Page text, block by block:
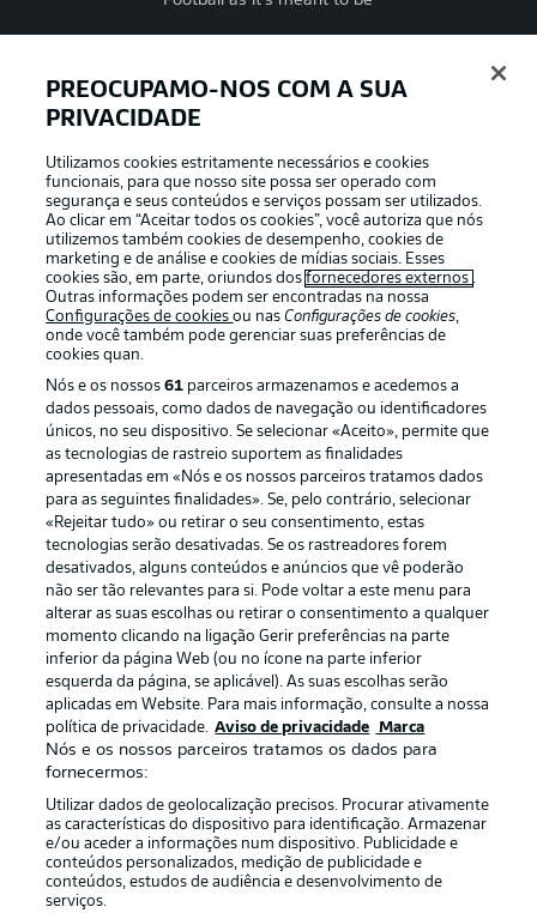
APLICATIVO DA BUNDESLIGA
Oferecido por
Publicidade Avisos legais
Gerir preferências Aviso de privacidade
Emissoras
Trabalhe conosco Marca
Contato Jogadores
PREOCUPAMO-NOS COM A SUA
PRIVACIDADE
Utilizamos cookies estritamente necessários e cookies
funcionais, para que nosso site possa ser operado com
segurança e seus conteúdos e serviços possam ser utilizados.
Ao clicar em “Aceitar todos os cookies”, você autoriza que nós
utilizemos também cookies de desempenho, cookies de
marketing e de análise e cookies de mídias sociais. Esses
cookies são, em parte, oriundos dosfornecedores externos .
Outras informações podem ser encontradas na nossa
Configurações de cookiesou nasConfigurações de cookies,
onde você também pode gerenciar suas preferências de
cookies quan.
Nós e os nossos61 parceiros armazenamos e acedemos a
dados pessoais, como dados de navegação ou identificadores
únicos, no seu dispositivo. Se selecionar «Aceito», permite que
as tecnologias de rastreio suportem as finalidades
apresentadas em «Nós e os nossos parceiros tratamos dados
para as seguintes finalidades». Se, pelo contrário, selecionar
«Rejeitar tudo» ou retirar o seu consentimento, estas
tecnologias serão desativadas. Se os rastreadores forem
desativados, alguns conteúdos e anúncios que vê poderão
não ser tão relevantes para si. Pode voltar a este menu para
alterar as suas escolhas ou retirar o consentimento a qualquer
momento clicando na ligação Gerir preferências na parte
inferior da página Web (ou no ícone na parte inferior
esquerda da página, se aplicável). As suas escolhas serão
aplicadas em Website. Para mais informação, consulte a nossa
política de privacidade. Aviso de privacidade Marca
Nós e os nossos parceiros tratamos os dados para
fornecermos:
Utilizar dados de geolocalização precisos. Procurar ativamente
as características do dispositivo para identificação. Armazenar
e/ou aceder a informações num dispositivo. Publicidade e
conteúdos personalizados, medição de publicidade e
conteúdos, estudos de audiência e desenvolvimento de
serviços.